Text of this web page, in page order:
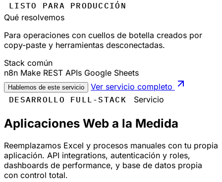
LISTO PARA PRODUCCIÓN
Qué resolvemos
Para operaciones con cuellos de botella creados por
copy-paste y herramientas desconectadas.
Stack común
n8n Make REST APIs Google Sheets
Hablemos de este servicio
Ver servicio completo
DESARROLLO FULL-STACK
Servicio
Aplicaciones Web a la Medida
Reemplazamos Excel y procesos manuales con tu propia
aplicación. API integrations, autenticación y roles,
dashboards de performance, y base de datos propia
con control total.